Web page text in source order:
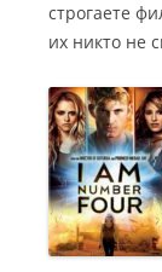
строгаете
их никто не